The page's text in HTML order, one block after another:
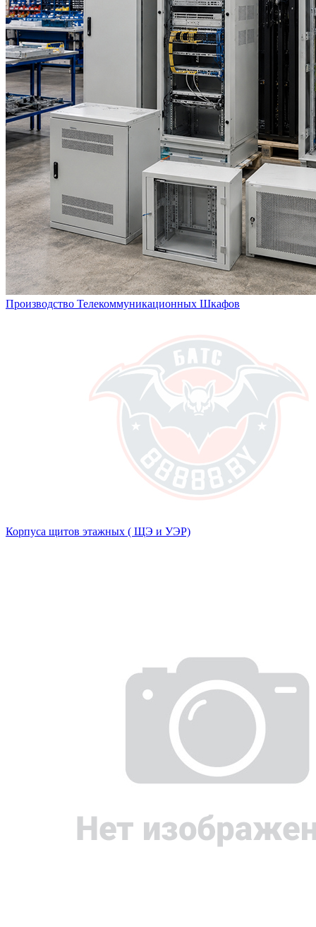
Производство Телекоммуникационных Шкафов
Корпуса щитов этажных ( ЩЭ и УЭР)